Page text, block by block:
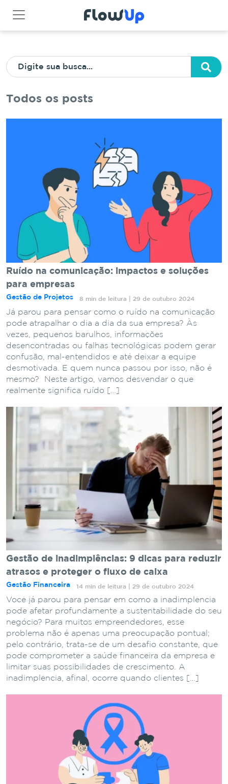
Todos os posts
Ruído na comunicação: impactos e soluções
para empresas
Gestão de Projetos 8 min de leitura | 29 de outubro 2024
Já parou para pensar como o ruído na comunicação
pode atrapalhar o dia a dia da sua empresa? Às
vezes, pequenos barulhos, informações
desencontradas ou falhas tecnológicas podem gerar
confusão, mal-entendidos e até deixar a equipe
desmotivada. E quem nunca passou por isso, não é
mesmo? Neste artigo, vamos desvendar o que
realmente significa ruído […]
Gestão de inadimplências: 9 dicas para reduzir
atrasos e proteger o fluxo de caixa
Gestão Financeira 14 min de leitura | 29 de outubro 2024
Você já parou para pensar em como a inadimplência
pode afetar profundamente a sustentabilidade do seu
negócio? Para muitos empreendedores, esse
problema não é apenas uma preocupação pontual;
pelo contrário, trata-se de um desafio constante, que
pode comprometer a saúde financeira da empresa e
limitar suas possibilidades de crescimento. A
inadimplência, afinal, ocorre quando clientes […]